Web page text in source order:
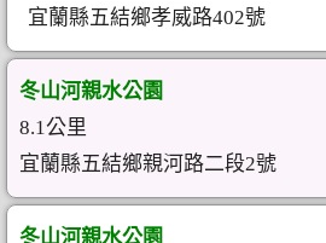
宜蘭縣五結鄉孝威路402號
冬山河親水公園
8.1公里
宜蘭縣五結鄉親河路二段2號
冬山河親水公園